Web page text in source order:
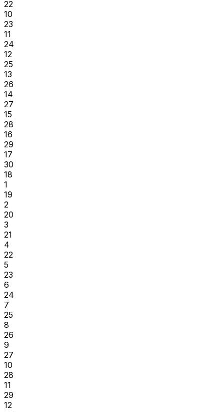
22
10
23
11
24
12
25
13
26
14
27
15
28
16
29
17
30
18
1
19
2
20
3
21
4
22
5
23
6
24
7
25
8
26
9
27
10
28
11
29
12